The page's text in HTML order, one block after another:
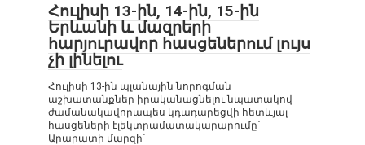
Հուլիսի 13-ին, 14-ին, 15-ին
Երևանի և մազրերի
հարյուրավոր հասցեներում լույս
չի լինելու
Հուլիսի 13-ին պլանային նորոգման
աշխատանքներ իրականացնելու նպատակով
ժամանակավորապես կդադարեցվի հետևյալ
հասցեների էլեկտրամատակարարումը`
Արարատի մարզի՝